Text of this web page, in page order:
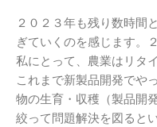
２０２３年も残り数時間
ぎていくのを感じます。
私にとって、農業はリタ
これまで新製品開発でや
物の生育・収穫（製品開
絞って問題解決を図ると